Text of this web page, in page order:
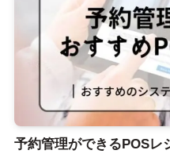
予約管理ができるPOSレ